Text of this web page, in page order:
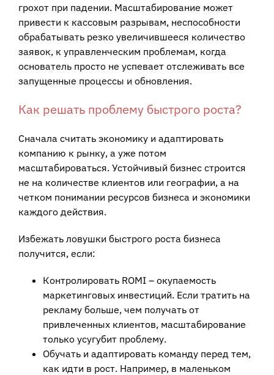
грохот при падении. Масштабирование может
привести к кассовым разрывам, неспособности
обрабатывать резко увеличившееся количество
заявок, к управленческим проблемам, когда
основатель просто не успевает отслеживать все
запущенные процессы и обновления.
Как решать проблему быстрого роста?
Сначала считать экономику и адаптировать
компанию к рынку, а уже потом
масштабироваться. Устойчивый бизнес строится
не на количестве клиентов или географии, а на
четком понимании ресурсов бизнеса и экономики
каждого действия.
Избежать ловушки быстрого роста бизнеса
получится, если:
Контролировать ROMI – окупаемость
маркетинговых инвестиций. Если тратить на
рекламу больше, чем получать от
привлеченных клиентов, масштабирование
только усугубит проблему.
Обучать и адаптировать команду перед тем,
как идти в рост. Например, в маленьком